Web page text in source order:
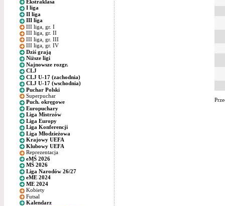
Ekstraklasa
I liga
II liga
III liga
III liga, gr. I
III liga, gr. II
III liga, gr. III
III liga, gr. IV
Dziś grają
Niższe ligi
Najnowsze rozgr.
CLJ
CLJ U-17 (zachodnia)
CLJ U-17 (wschodnia)
Puchar Polski
Superpuchar
Puch. okręgowe
Europuchary
Liga Mistrzów
Liga Europy
Liga Konferencji
Liga Młodzieżowa
Krajowy UEFA
Klubowy UEFA
Reprezentacja
eMŚ 2026
MŚ 2026
Liga Narodów 26/27
eME 2024
ME 2024
Kobiety
Futsal
Kalendarz